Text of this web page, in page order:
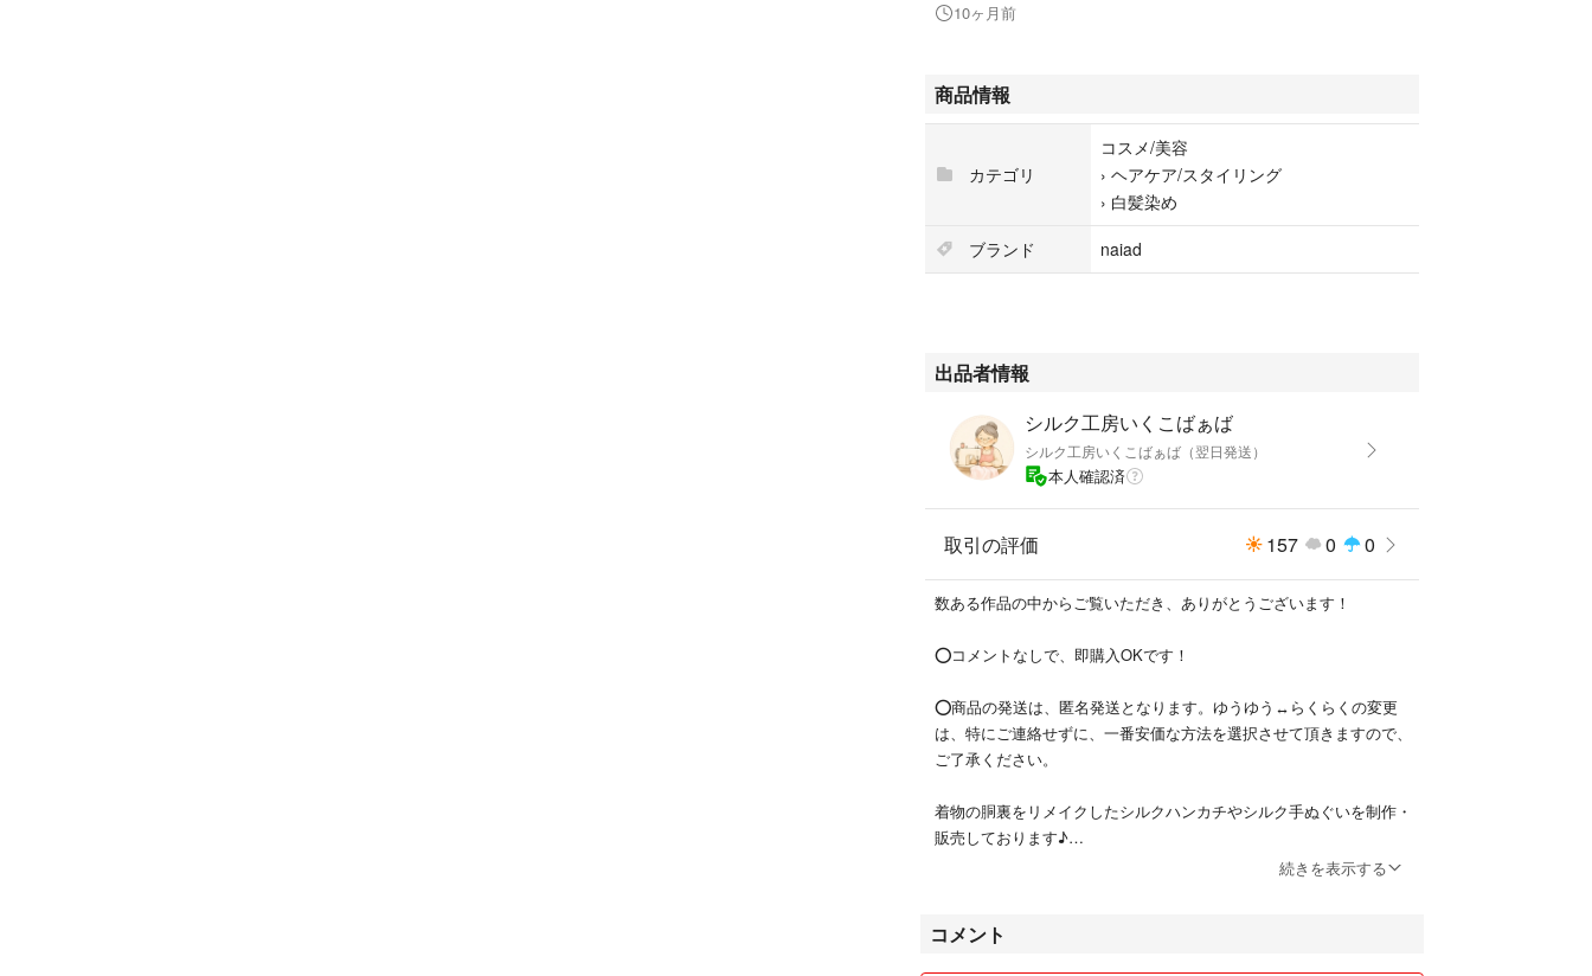
ご覧いただき、ありがとうございます(*^^*)
・商品名：ナイアード ヘナ No.1 赤茶
・購入時期：2025年9月
・購入場所：ネットショップ
・パッケージ記号：2507PB
・開封の有無：箱は開封済みですが、小分けの袋は未開封になりま
・発送の方法：写真のように、箱を開封、100gの小分けの袋を発送い
【容量】
100g
原産国 インド
【ヘナの染め方（Amazonより）】
ーストを作ります。
ナを塗ります。
ラップをぴったり巻き、ラップの上からドライヤーで2~3分温めま
保温性の高いキャップ等をかぶり、40分~１時間待ち、ペーストをよ
10ヶ月前
商品情報
カテゴリ
コスメ/美容
› ヘアケア/スタイリング
› 白髪染め
ブランド
naiad
出品者情報
シルク工房いくこばぁば
シルク工房いくこばぁば（翌日発送）
本人確認済
取引の評価 157 0 0
数ある作品の中からご覧いただき、ありがとうございます！
⭕️コメントなしで、即購入OKです！
⭕️商品の発送は、匿名発送となります。ゆうゆう↔らくらくの変更
は、特にご連絡せずに、一番安価な方法を選択させて頂きますので、
ご了承ください。
着物の胴裏をリメイクしたシルクハンカチやシルク手ぬぐいを制作・
販売しております♪
続きを表示する
コメント